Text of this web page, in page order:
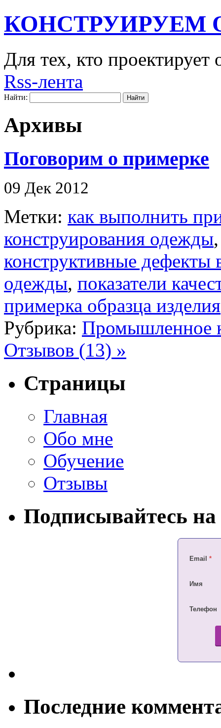
КОНСТРУИРУЕМ
Для тех, кто проектирует
Rss-лента
Найти:
Архивы
Поговорим о примерке
09 Дек 2012
Метки: как выполнить
конструирования одежды
конструктивные дефекты
одежды, показатели
примерка образца изделия
Рубрика: Промышленное
Отзывов (13) »
Страницы
Главная
Обо мне
Обучение
Отзывы
Подписывайтесь
Email *
Имя
Телефон
Последние